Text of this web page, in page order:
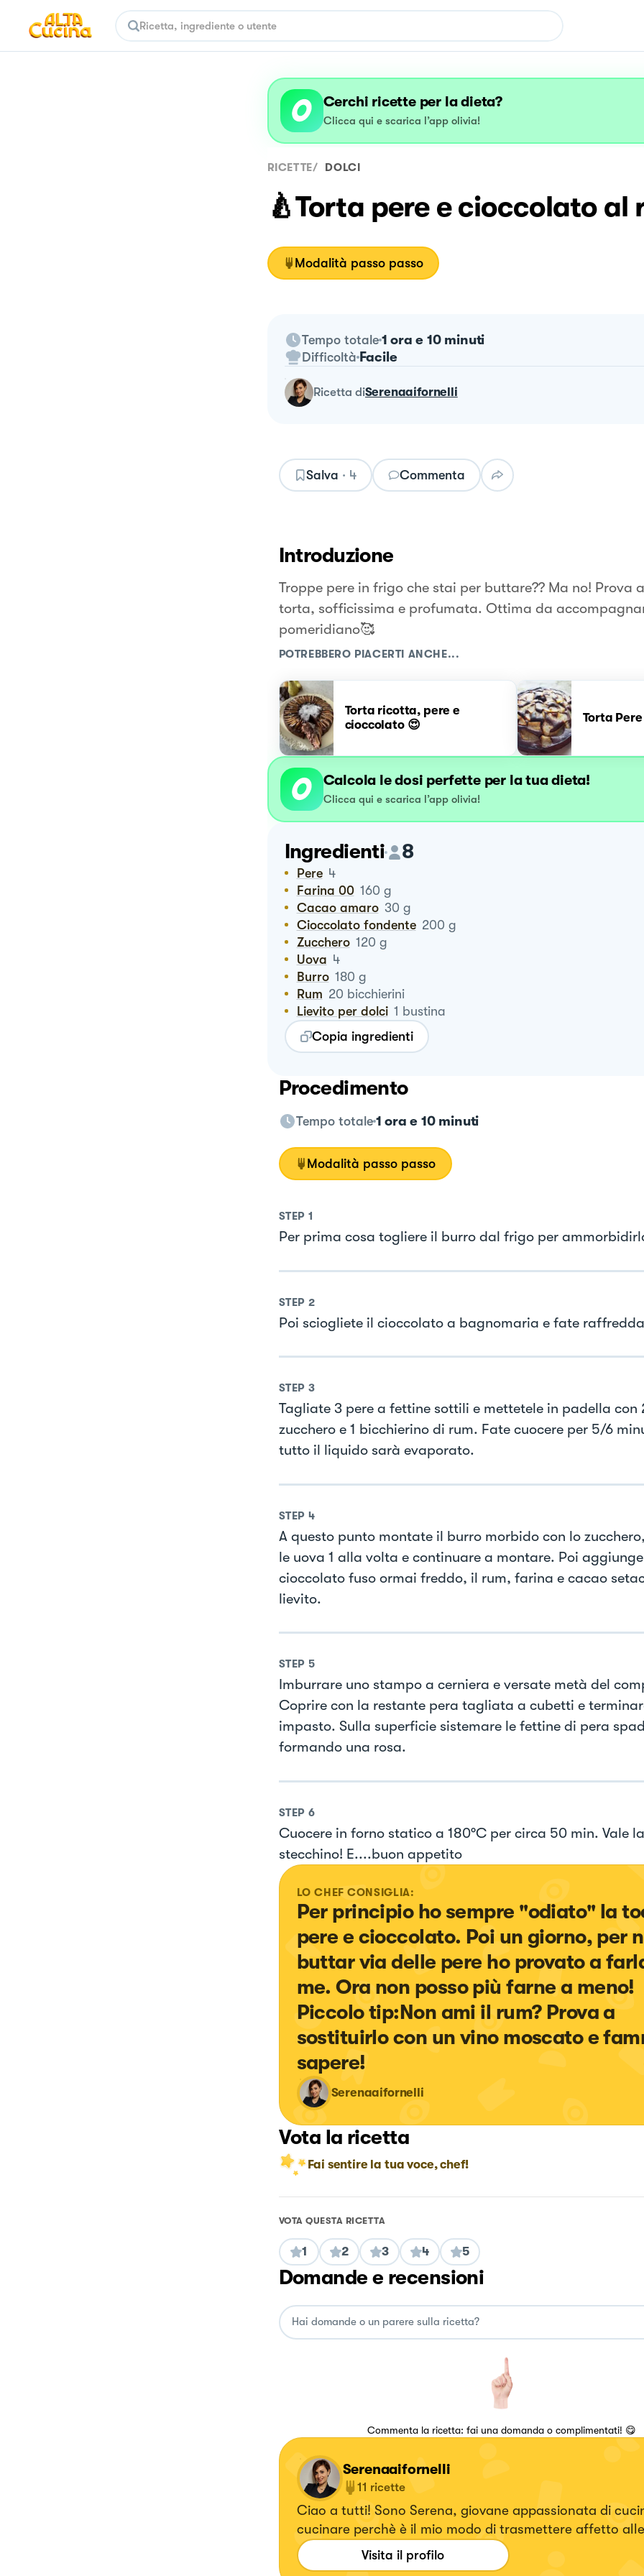
Cerchi ricette per la dieta?
Clicca qui e scarica l’app olivia!
RICETTE/ DOLCI
🍐Torta pere e cioccolato al
Modalità passo passo
Tempo totale 1 ora e 10 minuti
Difficoltà Facile
ricetta diSerenaaifornelli
Salva · 4 Commenta
Introduzione
Troppe pere in frigo che stai per buttare?? Ma no! Prova
torta, sofficissima e profumata. Ottima da
pomeridiano🥰
POTREBBERO PIACERTI ANCHE...
Torta ricotta, pere e
cioccolato 😍
Torta
Calcola le dosi perfette per la tua dieta!
Clicca qui e scarica l’app olivia!
Ingredienti 8
Pere 4
Farina 00 160 g
Cacao amaro 30 g
Cioccolato fondente 200 g
Zucchero 120 g
Uova 4
Burro 180 g
Rum 20 bicchierini
Lievito per dolci 1 bustina
Copia ingredienti
Procedimento
Tempo totale 1 ora e 10 minuti
Modalità passo passo
STEP 1
Per prima cosa togliere il burro dal frigo per
STEP 2
Poi sciogliete il cioccolato a bagnomaria e fate
STEP 3
Tagliate 3 pere a fettine sottili e mettetele in padella con
zucchero e 1 bicchierino di rum. Fate cuocere per 5/6
tutto il liquido sarà evaporato.
STEP 4
A questo punto montate il burro morbido con lo
le uova 1 alla volta e continuare a montare. Poi
cioccolato fuso ormai freddo, il rum, farina e cacao
lievito.
STEP 5
Imburrare uno stampo a cerniera e versate metà del
Coprire con la restante pera tagliata a cubetti e
impasto. Sulla superficie sistemare le fettine di pera
formando una rosa.
STEP 6
Cuocere in forno statico a 180°C per circa 50 min. Vale
stecchino! E....buon appetito
LO CHEF CONSIGLIA:
Per principio ho sempre "odiato" la
pere e cioccolato. Poi un giorno, per
buttar via delle pere ho provato a
me. Ora non posso più farne a meno!
Piccolo tip:Non ami il rum? Prova a
sostituirlo con un vino moscato e
sapere!
Serenaaifornelli
Vota la ricetta
Fai sentire la tua voce, chef!
VOTA QUESTA RICETTA
1 2 3 4 5
Domande e recensioni
Commenta la ricetta: fai una domanda o complimentati! 😋
Serenaaifornelli
11 ricette
Ciao a tutti! Sono Serena, giovane appassionata di
cucinare perchè è il mio modo di trasmettere affetto
che che amo! Mia nonna e mia mamma mi hanno
cucinare...da buona Campana! Seguitemi per tante
Visita il profilo